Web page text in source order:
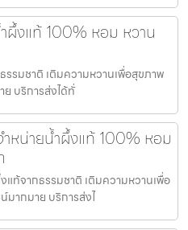
ผึ้งแท้ 100% หอม หวาน
รมชาติ เติมความหวานเพื่อสุขภาพ
บริการส่งได้ทั่
หน่ายน้ำผึ้งแท้ 100% หอม
แท้จากธรรมชาติ เติมความหวานเพื่อ
มากมาย บริการส่งไ